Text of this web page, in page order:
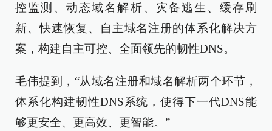
控监测、动态域名解析、灾备逃生、缓存刷
新、快速恢复、自主域名注册的体系化解决方
案，构建自主可控、全面领先的韧性DNS。
毛伟提到，“从域名注册和域名解析两个环节，
体系化构建韧性DNS系统，使得下一代DNS能
够更安全、更高效、更智能。”